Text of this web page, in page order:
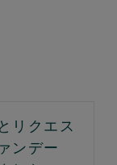
リクエス
ンデー